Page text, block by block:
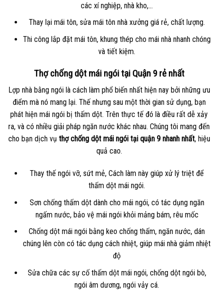
các xí nghiệp, nhà kho,…
Thay lại mái tôn, sửa mái tôn nhà xưởng giá rẻ, chất lượng.
Thi công lắp đặt mái tôn, khung thép cho mái nhà nhanh chóng
và tiết kiệm.
Thợ chống dột mái ngói tại Quận 9 rẻ nhất
Lợp nhà bằng ngói là cách làm phổ biến nhất hiện nay bởi những ưu
điểm mà nó mang lại. Thế nhưng sau một thời gian sử dụng, bạn
phát hiện mái ngói bị thấm dột. Trên thực tế đó là điều rất dễ xảy
ra, và có nhiều giải pháp ngăn nước khác nhau. Chúng tôi mang đến
cho bạn dịch vụ thợ chống dột mái ngói tại quận 9 nhanh nhất, hiệu
quả cao.
Thay thế ngói vỡ, sứt mẻ, Cách làm này giúp xử lý triệt để
thấm dột mái ngói.
Sơn chống thấm dột dành cho mái ngói, có tác dụng ngăn
ngấm nước, bảo vệ mái ngói khỏi mảng bám, rêu mốc
Chống dột mái ngói bằng keo chống thấm, ngăn nước, dán
chúng lên còn có tác dụng cách nhiệt, giúp mái nhà giảm nhiệt
độ
Sửa chữa các sự cố thấm dột mái ngói, chống dột ngói bò,
ngói âm dương, ngói vảy cá.